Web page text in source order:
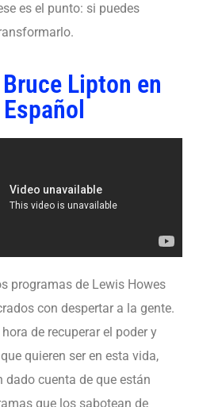
es el punto: si puedes
Lipton en
Español
programas de Lewis Howes
con despertar a la gente.
de recuperar el poder y
quieren ser en esta vida,
dado cuenta de que están
que los sabotean de